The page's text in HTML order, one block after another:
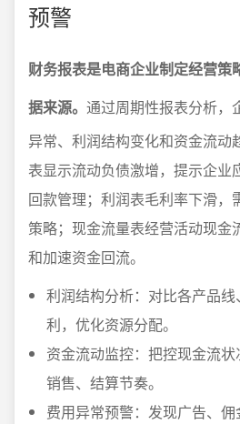
预警
财务报表是电商企业制定经营策
据来源。 通过周期性报表分析，
异常、利润结构变化和资金流动
表显示流动负债激增，提示企业
回款管理；利润表毛利率下滑，
策略；现金流量表经营活动现金
和加速资金回流。
利润结构分析：对比各产品
利，优化资源分配。
资金流动监控：把控现金流状
销售、结算节奏。
费用异常预警：发现广告、佣